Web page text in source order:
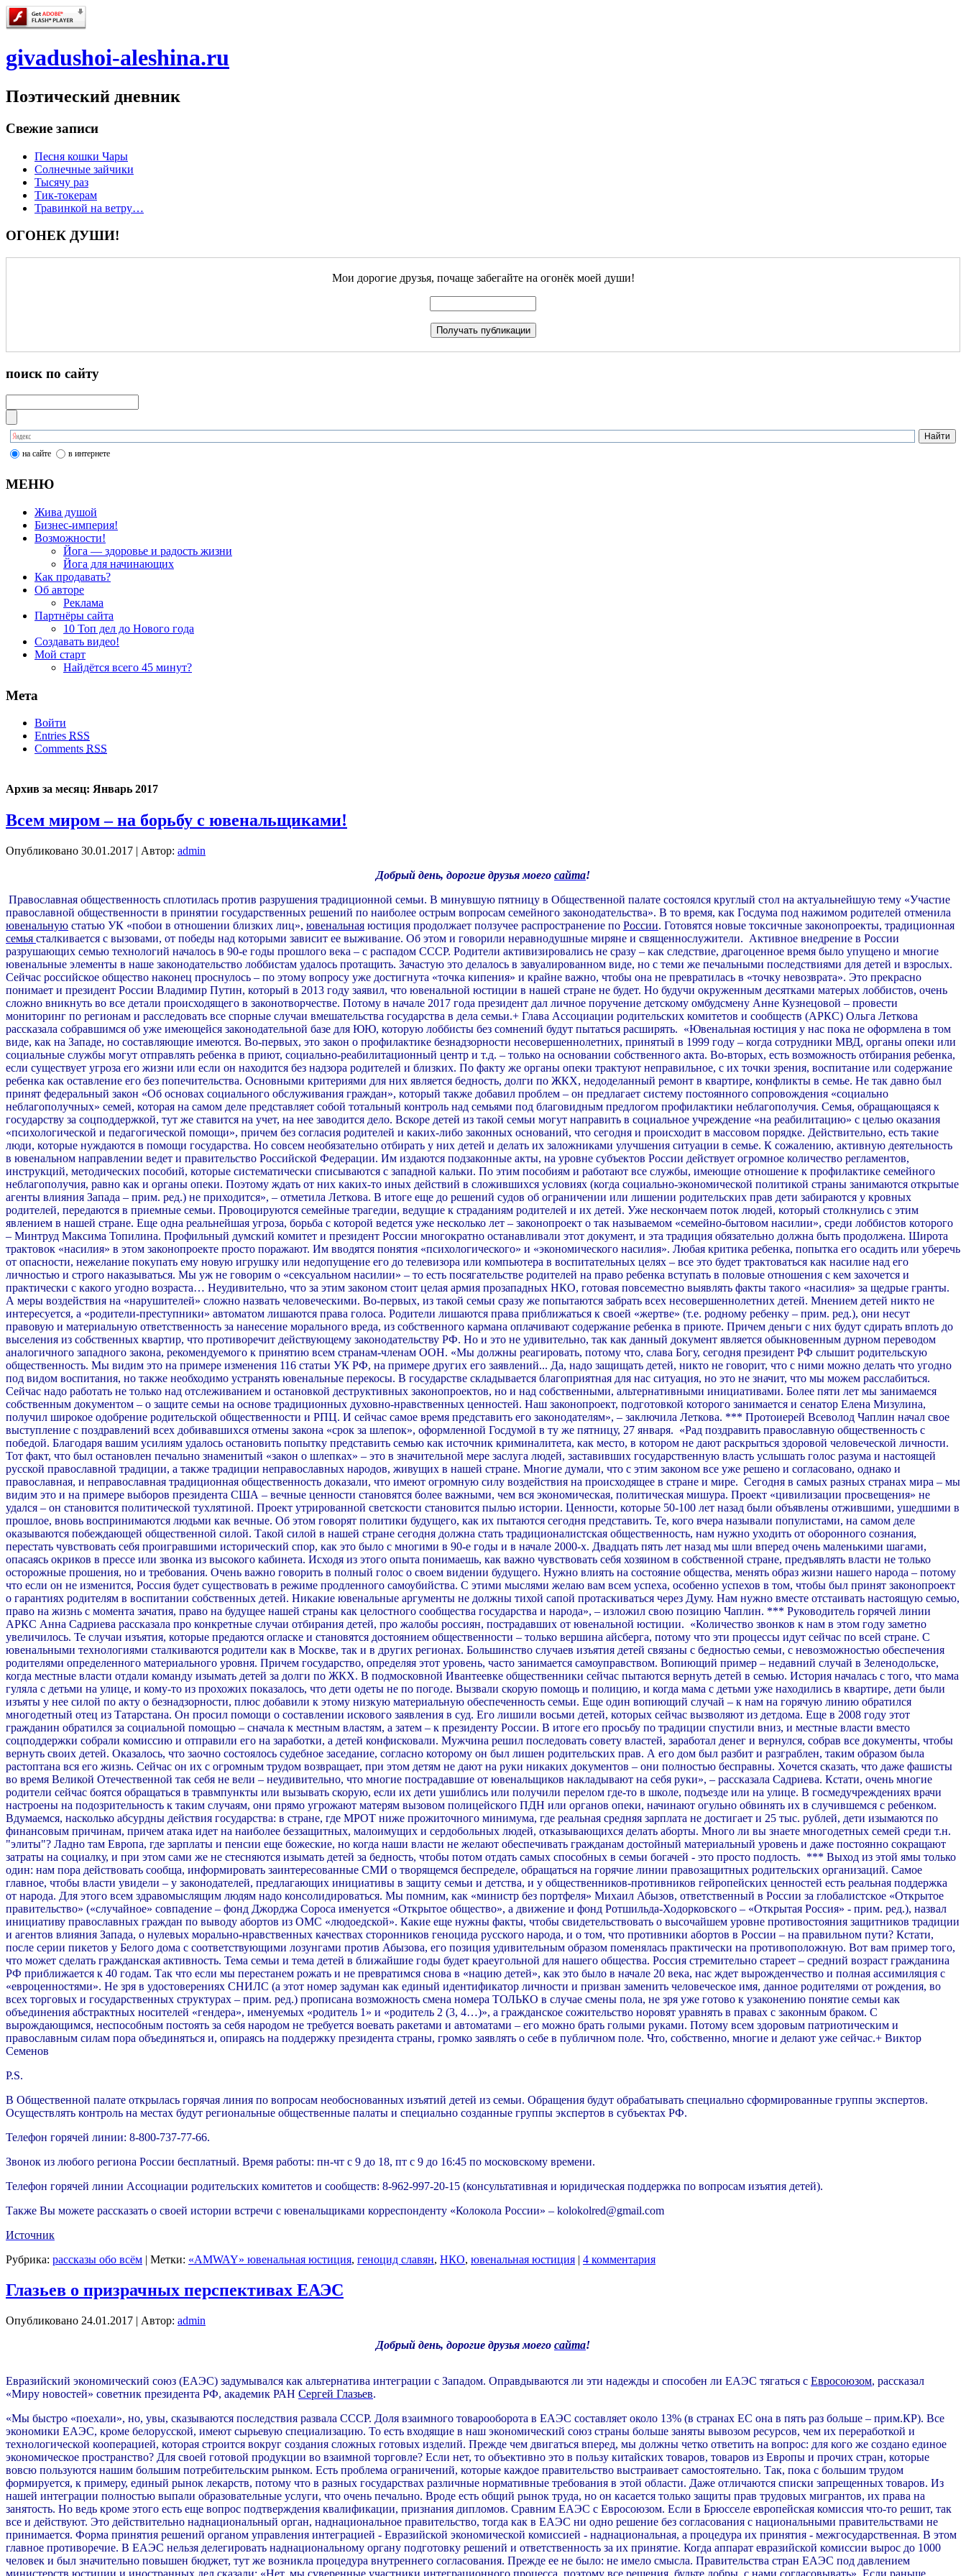
givadushoi-aleshina.ru
Поэтический дневник
Свежие записи
Песня кошки Чары
Солнечные зайчики
Тысячу раз
Тик-токерам
Травинкой на ветру…
ОГОНЕК ДУШИ!
Мои дорогие друзья, почаще забегайте на огонёк моей души!
поиск по сайту
на сайте в интернете
МЕНЮ
Жива душой
Бизнес-империя!
Возможности!
Йога — здоровье и радость жизни
Йога для начинающих
Как продавать?
Об авторе
Реклама
Партнёры сайта
10 Топ дел до Нового года
Создавать видео!
Мой старт
Найдётся всего 45 минут?
Мета
Войти
Entries RSS
Comments RSS
Архив за месяц: Январь 2017
Всем миром – на борьбу с ювенальщиками!
Опубликовано 30.01.2017 | Автор: admin
Добрый день, дорогие друзья моего сайта!
Православная общественность сплотилась против разрушения традиционной семьи. В минувшую пятницу в Общественной палате состоялся круглый стол на актуальнейшую тему «Участие
православной общественности в принятии государственных решений по наиболее острым вопросам семейного законодательства». В то время, как Госдума под нажимом родителей отменила
ювенальную статью УК «побои в отношении близких лиц», ювенальная юстиция продолжает ползучее распространение по России. Готовятся новые токсичные законопроекты, традиционная
семья сталкивается с вызовами, от победы над которыми зависит ее выживание. Об этом и говорили неравнодушные миряне и священнослужители. Активное внедрение в России
разрушающих семью технологий началось в 90-е годы прошлого века – с распадом СССР. Родители активизировались не сразу – как следствие, драгоценное время было упущено и многие
ювенальные элементы в наше законодательство лоббистам удалось протащить. Зачастую это делалось в завуалированном виде, но с теми же печальными последствиями для детей и взрослых.
Сейчас российское общество наконец проснулось – по этому вопросу уже достигнута «точка кипения» и крайне важно, чтобы она не превратилась в «точку невозврата». Это прекрасно
понимает и президент России Владимир Путин, который в 2013 году заявил, что ювенальной юстиции в нашей стране не будет. Но будучи окруженным десятками матерых лоббистов, очень
сложно вникнуть во все детали происходящего в законотворчестве. Потому в начале 2017 года президент дал личное поручение детскому омбудсмену Анне Кузнецовой – провести
мониторинг по регионам и расследовать все спорные случаи вмешательства государства в дела семьи.+ Глава Ассоциации родительских комитетов и сообществ (АРКС) Ольга Леткова
рассказала собравшимся об уже имеющейся законодательной базе для ЮЮ, которую лоббисты без сомнений будут пытаться расширять. «Ювенальная юстиция у нас пока не оформлена в том
виде, как на Западе, но составляющие имеются. Во-первых, это закон о профилактике безнадзорности несовершеннолетних, принятый в 1999 году – когда сотрудники МВД, органы опеки или
социальные службы могут отправлять ребенка в приют, социально-реабилитационный центр и т.д. – только на основании собственного акта. Во-вторых, есть возможность отбирания ребенка,
если существует угроза его жизни или если он находится без надзора родителей и близких. По факту же органы опеки трактуют неправильное, с их точки зрения, воспитание или содержание
ребенка как оставление его без попечительства. Основными критериями для них является бедность, долги по ЖКХ, недоделанный ремонт в квартире, конфликты в семье. Не так давно был
принят федеральный закон «Об основах социального обслуживания граждан», который также добавил проблем – он предлагает систему постоянного сопровождения «социально
неблагополучных» семей, которая на самом деле представляет собой тотальный контроль над семьями под благовидным предлогом профилактики неблагополучия. Семья, обращающаяся к
государству за соцподдержкой, тут же ставится на учет, на нее заводится дело. Вскоре детей из такой семьи могут направить в социальное учреждение «на реабилитацию» с целью оказания
«психологической и педагогической помощи», причем без согласия родителей и каких-либо законных оснований, что сегодня и происходит в массовом порядке. Действительно, есть такие
люди, которые нуждаются в помощи государства. Но совсем необязательно отбирать у них детей и делать их заложниками улучшения ситуации в семье. К сожалению, активную деятельность
в ювенальном направлении ведет и правительство Российской Федерации. Им издаются подзаконные акты, на уровне субъектов России действует огромное количество регламентов,
инструкций, методических пособий, которые систематически списываются с западной кальки. По этим пособиям и работают все службы, имеющие отношение к профилактике семейного
неблагополучия, равно как и органы опеки. Поэтому ждать от них каких-то иных действий в сложившихся условиях (когда социально-экономической политикой страны занимаются открытые
агенты влияния Запада – прим. ред.) не приходится», – отметила Леткова. В итоге еще до решений судов об ограничении или лишении родительских прав дети забираются у кровных
родителей, передаются в приемные семьи. Провоцируются семейные трагедии, ведущие к страданиям родителей и их детей. Уже нескончаем поток людей, который столкнулись с этим
явлением в нашей стране. Еще одна реальнейшая угроза, борьба с которой ведется уже несколько лет – законопроект о так называемом «семейно-бытовом насилии», среди лоббистов которого
– Минтруд Максима Топилина. Профильный думский комитет и президент России многократно останавливали этот документ, и эта традиция обязательно должна быть продолжена. Широта
трактовок «насилия» в этом законопроекте просто поражают. Им вводятся понятия «психологического» и «экономического насилия». Любая критика ребенка, попытка его осадить или уберечь
от опасности, нежелание покупать ему новую игрушку или недопущение его до телевизора или компьютера в воспитательных целях – все это будет трактоваться как насилие над его
личностью и строго наказываться. Мы уж не говорим о «сексуальном насилии» – то есть посягательстве родителей на право ребенка вступать в половые отношения с кем захочется и
практически с какого угодно возраста… Неудивительно, что за этим законом стоит целая армия прозападных НКО, готовая повсеместно выявлять факты такого «насилия» за щедрые гранты.
А меры воздействия на «нарушителей» сложно назвать человеческими. Во-первых, из такой семьи сразу же попытаются забрать всех несовершеннолетних детей. Мнением детей никто не
интересуется, а «родители-преступники» автоматом лишаются права голоса. Родители лишаются права приближаться к своей «жертве» (т.е. родному ребенку – прим. ред.), они несут
правовую и материальную ответственность за нанесение морального вреда, из собственного кармана оплачивают содержание ребенка в приюте. Причем деньги с них будут сдирать вплоть до
выселения из собственных квартир, что противоречит действующему законодательству РФ. Но и это не удивительно, так как данный документ является обыкновенным дурном переводом
аналогичного западного закона, рекомендуемого к принятию всем странам-членам ООН. «Мы должны реагировать, потому что, слава Богу, сегодня президент РФ слышит родительскую
общественность. Мы видим это на примере изменения 116 статьи УК РФ, на примере других его заявлений... Да, надо защищать детей, никто не говорит, что с ними можно делать что угодно
под видом воспитания, но также необходимо устранять ювенальные перекосы. В государстве складывается благоприятная для нас ситуация, но это не значит, что мы можем расслабиться.
Сейчас надо работать не только над отслеживанием и остановкой деструктивных законопроектов, но и над собственными, альтернативными инициативами. Более пяти лет мы занимаемся
собственным документом – о защите семьи на основе традиционных духовно-нравственных ценностей. Наш законопроект, подготовкой которого занимается и сенатор Елена Мизулина,
получил широкое одобрение родительской общественности и РПЦ. И сейчас самое время представить его законодателям», – заключила Леткова. *** Протоиерей Всеволод Чаплин начал свое
выступление с поздравлений всех добивавшихся отмены закона «срок за шлепок», оформленной Госдумой в ту же пятницу, 27 января. «Рад поздравить православную общественность с
победой. Благодаря вашим усилиям удалось остановить попытку представить семью как источник криминалитета, как место, в котором не дают раскрыться здоровой человеческой личности.
Тот факт, что был остановлен печально знаменитый «закон о шлепках» – это в значительной мере заслуга людей, заставивших государственную власть услышать голос разума и настоящей
русской православной традиции, а также традиции неправославных народов, живущих в нашей стране. Многие думали, что с этим законом все уже решено и согласовано, однако и
православная, и неправославная традиционная общественность доказали, что имеют огромную силу воздействия на происходящее в стране и мире. Сегодня в самых разных странах мира – мы
видим это и на примере выборов президента США – вечные ценности становятся более важными, чем вся экономическая, политическая мишура. Проект «цивилизации просвещения» не
удался – он становится политической тухлятиной. Проект утрированной светскости становится пылью истории. Ценности, которые 50-100 лет назад были объявлены отжившими, ушедшими в
прошлое, вновь воспринимаются людьми как вечные. Об этом говорят политики будущего, как их пытаются сегодня представить. Те, кого вчера называли популистами, на самом деле
оказываются побеждающей общественной силой. Такой силой в нашей стране сегодня должна стать традиционалистская общественность, нам нужно уходить от оборонного сознания,
перестать чувствовать себя проигравшими исторический спор, как это было с многими в 90-е годы и в начале 2000-х. Двадцать пять лет назад мы шли вперед очень маленькими шагами,
опасаясь окриков в прессе или звонка из высокого кабинета. Исходя из этого опыта понимаешь, как важно чувствовать себя хозяином в собственной стране, предъявлять власти не только
осторожные прошения, но и требования. Очень важно говорить в полный голос о своем видении будущего. Нужно влиять на состояние общества, менять образ жизни нашего народа – потому
что если он не изменится, Россия будет существовать в режиме продленного самоубийства. С этими мыслями желаю вам всем успеха, особенно успехов в том, чтобы был принят законопроект
о гарантиях родителям в воспитании собственных детей. Никакие ювенальные аргументы не должны тихой сапой протаскиваться через Думу. Нам нужно вместе отстаивать настоящую семью,
право на жизнь с момента зачатия, право на будущее нашей страны как целостного сообщества государства и народа», – изложил свою позицию Чаплин. *** Руководитель горячей линии
АРКС Анна Садриева рассказала про конкретные случаи отбирания детей, про жалобы россиян, пострадавших от ювенальной юстиции. «Количество звонков к нам в этом году заметно
увеличилось. Те случаи изъятия, которые предаются огласке и становятся достоянием общественности – только вершина айсберга, потому что эти процессы идут сейчас по всей стране. С
ювенальными технологиями сталкиваются родители как в Москве, так и в других регионах. Большинство случаев изъятия детей связаны с бедностью семьи, с невозможностью обеспечения
родителями определенного материального уровня. Причем государство, определяя этот уровень, часто занимается самоуправством. Вопиющий пример – недавний случай в Зеленодольске,
когда местные власти отдали команду изымать детей за долги по ЖКХ. В подмосковной Ивантеевке общественники сейчас пытаются вернуть детей в семью. История началась с того, что мама
гуляла с детьми на улице, и кому-то из прохожих показалось, что дети одеты не по погоде. Вызвали скорую помощь и полицию, и когда мама с детьми уже находились в квартире, дети были
изъяты у нее силой по акту о безнадзорности, плюс добавили к этому низкую материальную обеспеченность семьи. Еще один вопиющий случай – к нам на горячую линию обратился
многодетный отец из Татарстана. Он просил помощи о составлении искового заявления в суд. Его лишили восьми детей, которых сейчас вызволяют из детдома. Еще в 2008 году этот
гражданин обратился за социальной помощью – сначала к местным властям, а затем – к президенту России. В итоге его просьбу по традиции спустили вниз, и местные власти вместо
соцподдержки собрали комиссию и отправили его на заработки, а детей конфисковали. Мужчина решил последовать совету властей, заработал денег и вернулся, собрав все документы, чтобы
вернуть своих детей. Оказалось, что заочно состоялось судебное заседание, согласно которому он был лишен родительских прав. А его дом был разбит и разграблен, таким образом была
растоптана вся его жизнь. Сейчас он их с огромным трудом возвращает, при этом детям не дают на руки никаких документов – они полностью бесправны. Хочется сказать, что даже фашисты
во время Великой Отечественной так себя не вели – неудивительно, что многие пострадавшие от ювенальщиков накладывают на себя руки», – рассказала Садриева. Кстати, очень многие
родители сейчас боятся обращаться в травмпункты или вызывать скорую, если их дети ушиблись или получили перелом где-то в школе, подъезде или на улице. В госмедучреждениях врачи
настроены на подозрительность к таким случаям, они прямо угрожают матерям вызовом полицейского ПДН или органов опеки, начинают огульно обвинять их в случившемся с ребенком.
Вдумаемся, насколько абсурдны действия государства: в стране, где МРОТ ниже прожиточного минимума, где реальная средняя зарплата не достигает и 25 тыс. рублей, дети изымаются по
финансовым причинам, причем атака идет на наиболее беззащитных, малоимущих и сердобольных людей, отказывающихся делать аборты. Много ли вы знаете многодетных семей среди т.н.
"элиты"? Ладно там Европа, где зарплаты и пенсии еще божеские, но когда наши власти не желают обеспечивать гражданам достойный материальный уровень и даже постоянно сокращают
затраты на социалку, и при этом сами же не стесняются изымать детей за бедность, чтобы потом отдать самых способных в семьи богачей - это просто подлость. *** Выход из этой ямы только
один: нам пора действовать сообща, информировать заинтересованные СМИ о творящемся беспределе, обращаться на горячие линии правозащитных родительских организаций. Самое
главное, чтобы власти увидели – у законодателей, предлагающих инициативы в защиту семьи и детства, и у общественников-противников гейропейских ценностей есть реальная поддержка
от народа. Для этого всем здравомыслящим людям надо консолидироваться. Мы помним, как «министр без портфеля» Михаил Абызов, ответственный в России за глобалистское «Открытое
правительство» («случайное» совпадение – фонд Джорджа Сороса именуется «Открытое общество», а движение и фонд Ротшильда-Ходорковского – «Открытая Россия» - прим. ред.), назвал
инициативу православных граждан по выводу абортов из ОМС «людоедской». Какие еще нужны факты, чтобы свидетельствовать о высочайшем уровне противостояния защитников традиции
и агентов влияния Запада, о нулевых морально-нравственных качествах сторонников геноцида русского народа, и о том, что противники абортов в России – на правильном пути? Кстати,
после серии пикетов у Белого дома с соответствующими лозунгами против Абызова, его позиция удивительным образом поменялась практически на противоположную. Вот вам пример того,
что может сделать гражданская активность. Тема семьи и тема детей в ближайшие годы будет краеугольной для нашего общества. Россия стремительно стареет – средний возраст гражданина
РФ приближается к 40 годам. Так что если мы перестанем рожать и не превратимся снова в «нацию детей», как это было в начале 20 века, нас ждет вырожденчество и полная ассимиляция с
«евроценностями». Не зря в удостоверениях СНИЛС (а этот номер задуман как единый идентификатор личности и призван заменить человеческое имя, данное родителями от рождения, во
всех торговых и государственных структурах – прим. ред.) прописана возможность смена номера ТОЛЬКО в случае смены пола, не зря уже готово к узаконению понятие семьи как
объединения абстрактных носителей «гендера», именуемых «родитель 1» и «родитель 2 (3, 4…)», а гражданское сожительство норовят уравнять в правах с законным браком. С
вырождающимся, неспособным постоять за себя народом не требуется воевать ракетами и автоматами – его можно брать голыми руками. Потому всем здоровым патриотическим и
православным силам пора объединяться и, опираясь на поддержку президента страны, громко заявлять о себе в публичном поле. Что, собственно, многие и делают уже сейчас.+ Виктор
Семенов
P.S.
В Общественной палате открылась горячая линия по вопросам необоснованных изъятий детей из семьи. Обращения будут обрабатывать специально сформированные группы экспертов.
Осуществлять контроль на местах будут региональные общественные палаты и специально созданные группы экспертов в субъектах РФ.
Телефон горячей линии: 8-800-737-77-66.
Звонок из любого региона России бесплатный. Время работы: пн-чт с 9 до 18, пт с 9 до 16:45 по московскому времени.
Телефон горячей линии Ассоциации родительских комитетов и сообществ: 8-962-997-20-15 (консультативная и юридическая поддержка по вопросам изъятия детей).
Также Вы можете рассказать о своей истории встречи с ювенальщиками корреспонденту «Колокола России» – kolokolred@gmail.com
Источник
Рубрика: рассказы обо всём | Метки: «AMWAY» ювенальная юстиция, геноцид славян, НКО, ювенальная юстиция | 4 комментария
Глазьев о призрачных перспективах ЕАЭС
Опубликовано 24.01.2017 | Автор: admin
Добрый день, дорогие друзья моего сайта!
Евразийский экономический союз (ЕАЭС) задумывался как альтернатива интеграции с Западом. Оправдываются ли эти надежды и способен ли ЕАЭС тягаться с Евросоюзом, рассказал
«Миру новостей» советник президента РФ, академик РАН Сергей Глазьев.
«Мы быстро «поехали», но, увы, сказываются последствия развала СССР. Доля взаимного товарооборота в ЕАЭС составляет около 13% (в странах ЕС она в пять раз больше – прим.КР). Все
экономики ЕАЭС, кроме белорусской, имеют сырьевую специализацию. То есть входящие в наш экономический союз страны больше заняты вывозом ресурсов, чем их переработкой и
технологической кооперацией, которая строится вокруг создания сложных готовых изделий. Прежде чем двигаться вперед, мы должны четко ответить на вопрос: для кого же создано единое
экономическое пространство? Для своей готовой продукции во взаимной торговле? Если нет, то объективно это в пользу китайских товаров, товаров из Европы и прочих стран, которые
вовсю пользуются нашим большим потребительским рынком. Есть проблема ограничений, которые каждое правительство выстраивает самостоятельно. Так, пока с большим трудом
формируется, к примеру, единый рынок лекарств, потому что в разных государствах различные нормативные требования в этой области. Даже отличаются списки запрещенных товаров. Из
нашей интеграции полностью выпали образовательные услуги, что очень печально. Вроде есть общий рынок труда, но он касается только защиты прав трудовых мигрантов, их права на
занятость. Но ведь кроме этого есть еще вопрос подтверждения квалификации, признания дипломов. Сравним ЕАЭС с Евросоюзом. Если в Брюсселе европейская комиссия что-то решит, так
все и действуют. Это действительно наднациональный орган, наднациональное правительство, тогда как в ЕАЭС ни одно решение без согласования с национальными правительствами не
принимается. Форма принятия решений органом управления интеграцией - Евразийской экономической комиссией - наднациональная, а процедура их принятия - межгосударственная. В этом
главное противоречие. В ЕАЭС нельзя делегировать наднациональному органу подготовку решений и ответственность за их принятие. Когда аппарат евразийской комиссии вырос до 1000
человек и был значительно повышен бюджет, тут же возникла процедура внутреннего согласования. Прежде ее не было: не имело смысла. Правительства стран ЕАЭС под давлением
министерств юстиции и иностранных дел сказали: «Нет, мы суверенные участники интеграционного процесса, поэтому все решения, будьте добры, с нами согласовывать». Если раньше